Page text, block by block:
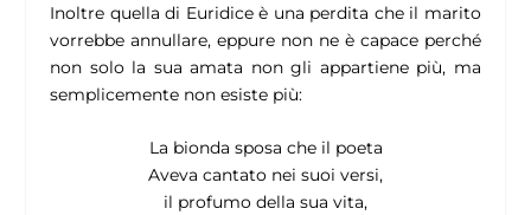
Inoltre quella di Euridice è una perdita che il marito
vorrebbe annullare, eppure non ne è capace perché
non solo la sua amata non gli appartiene più, ma
semplicemente non esiste più:
La bionda sposa che il poeta
Aveva cantato nei suoi versi,
il profumo della sua vita,